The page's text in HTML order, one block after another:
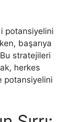
potansiyelini
başarıya
stratejileri
herkes
potansiyelini